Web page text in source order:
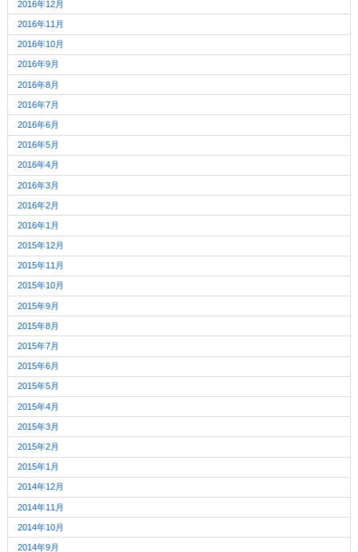
2016年12月
2016年11月
2016年10月
2016年9月
2016年8月
2016年7月
2016年6月
2016年5月
2016年4月
2016年3月
2016年2月
2016年1月
2015年12月
2015年11月
2015年10月
2015年9月
2015年8月
2015年7月
2015年6月
2015年5月
2015年4月
2015年3月
2015年2月
2015年1月
2014年12月
2014年11月
2014年10月
2014年9月